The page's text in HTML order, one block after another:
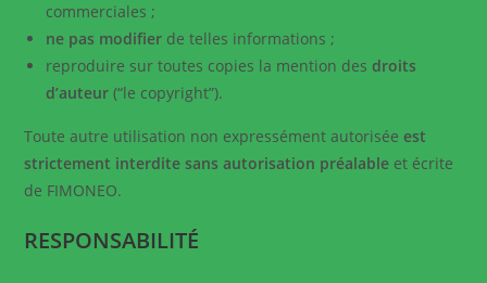
commerciales ;
ne pas modifier de telles informations ;
reproduire sur toutes copies la mention des droits
d’auteur (“le copyright”).
Toute autre utilisation non expressément autorisée est
strictement interdite sans autorisation préalable et écrite
de FIMONEO.
RESPONSABILITÉ